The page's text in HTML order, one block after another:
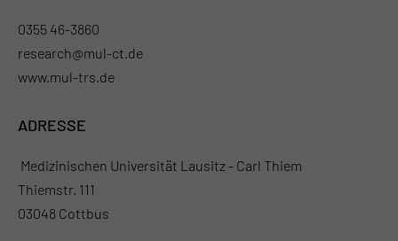
0355 46-3860
research@mul-ct.de
www.mul-trs.de
ADRESSE
Medizinischen Universität Lausitz - Carl Thiem
Thiemstr. 111
03048 Cottbus